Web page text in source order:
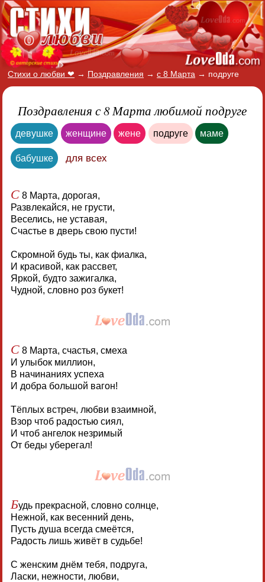
Стихи о любви ❤ → Поздравления → с 8 Марта → подруге
Поздравления с 8 Марта любимой подруге
девушке женщине жене подруге маме
бабушке для всех
С8 Марта, дорогая,
Развлекайся, не грусти,
Веселись, не уставая,
Счастье в дверь свою пусти!
Скромной будь ты, как фиалка,
И красивой, как рассвет,
Яркой, будто зажигалка,
Чудной, словно роз букет!
С8 Марта, счастья, смеха
И улыбок миллион,
В начинаниях успеха
И добра большой вагон!
Тёплых встреч, любви взаимной,
Взор чтоб радостью сиял,
И чтоб ангелок незримый
От беды уберегал!
Будь прекрасной, словно солнце,
Нежной, как весенний день,
Пусть душа всегда смеётся,
Радость лишь живёт в судьбе!
С женским днём тебя, подруга,
Ласки, нежности, любви,